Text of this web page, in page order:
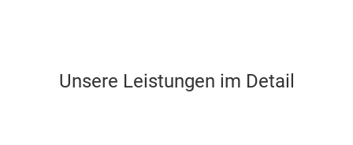
Unsere Leistungen im Detail